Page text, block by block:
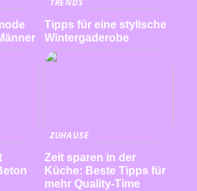
Tipps für eine stylische
Wintergaderobe
ZUHAUSE
Zeit sparen in der
Küche: Beste Tipps für
mehr Quality-Time